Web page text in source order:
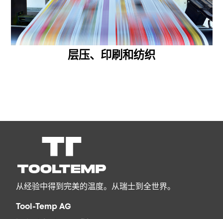
层压、印刷和纺织
从经验中得到完美的温度。从瑞士到全世界。
Tool-Temp AG